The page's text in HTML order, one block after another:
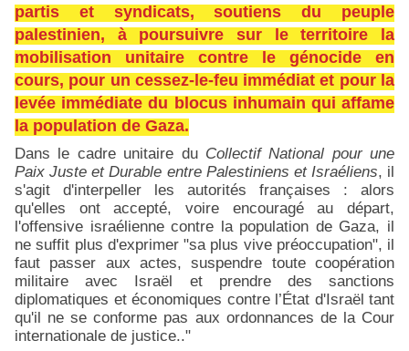
partis et syndicats, soutiens du peuple
palestinien, à poursuivre sur le territoire la
mobilisation unitaire contre le génocide en
cours, pour un cessez-le-feu immédiat et pour la
levée immédiate du blocus inhumain qui affame
la population de Gaza.
Dans le cadre unitaire duCollectif National pour une
Paix Juste et Durable entre Palestiniens et Israéliens, il
s'agit d'interpeller les autorités françaises : alors
qu'elles ont accepté, voire encouragé au départ,
l'offensive israélienne contre la population de Gaza, il
ne suffit plus d'exprimer "sa plus vive préoccupation", il
faut passer aux actes, suspendre toute coopération
militaire avec Israël et prendre des sanctions
diplomatiques et économiques contre l’État d'Israël tant
qu'il ne se conforme pas aux ordonnances de la Cour
internationale de justice.."